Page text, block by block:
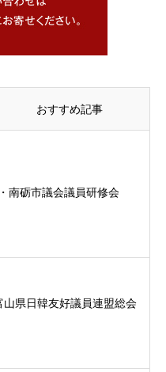
おすすめ記事
南砺市議会議員研修会
山県日韓友好議員連盟総会